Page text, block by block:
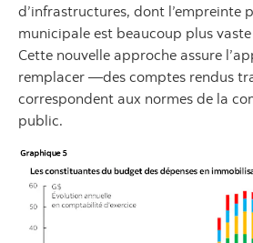
d’infrastructures, dont l’empreinte
municipale est beaucoup plus
Cette nouvelle approche assure
remplacer —des comptes rendus
correspondent aux normes de la
public.